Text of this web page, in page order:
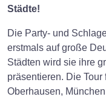
Städte!
Die Party- und
erstmals auf große
Städten wird sie ihre
präsentieren. Die
Oberhausen,